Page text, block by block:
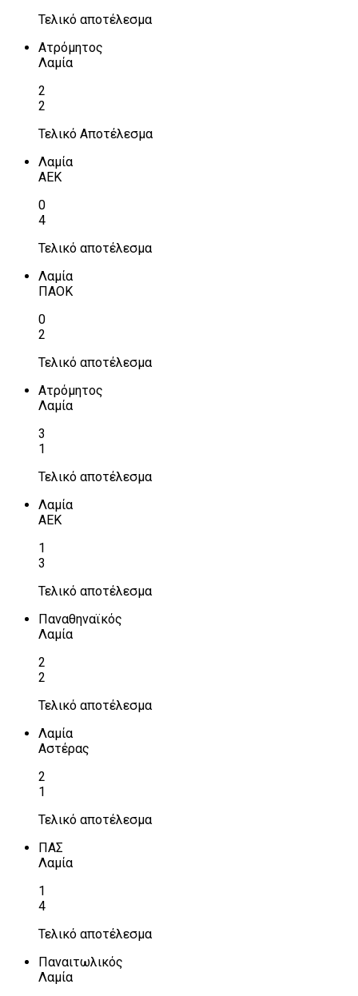
Τελικό αποτέλεσμα
Ατρόμητος
Λαμία
2
2
Τελικό Αποτέλεσμα
Λαμία
ΑΕΚ
0
4
Τελικό αποτέλεσμα
Λαμία
ΠΑΟΚ
0
2
Τελικό αποτέλεσμα
Ατρόμητος
Λαμία
3
1
Τελικό αποτέλεσμα
Λαμία
ΑΕΚ
1
3
Τελικό αποτέλεσμα
Παναθηναϊκός
Λαμία
2
2
Τελικό αποτέλεσμα
Λαμία
Αστέρας
2
1
Τελικό αποτέλεσμα
ΠΑΣ
Λαμία
1
4
Τελικό αποτέλεσμα
Παναιτωλικός
Λαμία